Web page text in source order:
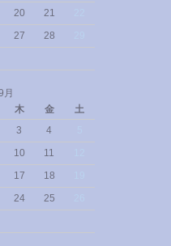
20 21
27 28
月
木 金
土
3 4
10 11
17 18
24 25